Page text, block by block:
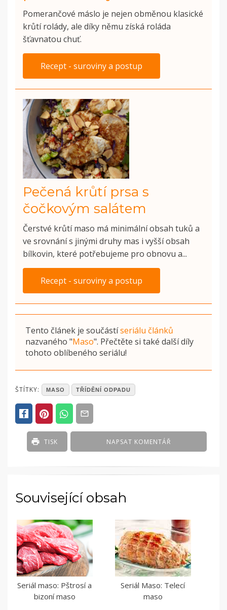
Pomerančové máslo je nejen obměnou klasické
krůtí rolády, ale díky němu získá roláda
šťavnatou chuť.
Recept - suroviny a postup
Pečená krůtí prsa s
čočkovým salátem
Čerstvé krůtí maso má minimální obsah tuků a
ve srovnání s jinými druhy mas i vyšší obsah
bílkovin, které potřebujeme pro obnovu a...
Recept - suroviny a postup
Tento článek je součástíseriálu článků
nazvaného "Maso". Přečtěte si také další díly
tohoto oblíbeného seriálu!
POSTED
ČLÁNKY
ŠTÍTKY: MASO TŘÍDĚNÍ ODPADU
NAPSAT KOMENTÁŘ
TISK
Související obsah
Seriál maso: Pštrosí a
bizoní maso
Seriál Maso: Telecí
maso